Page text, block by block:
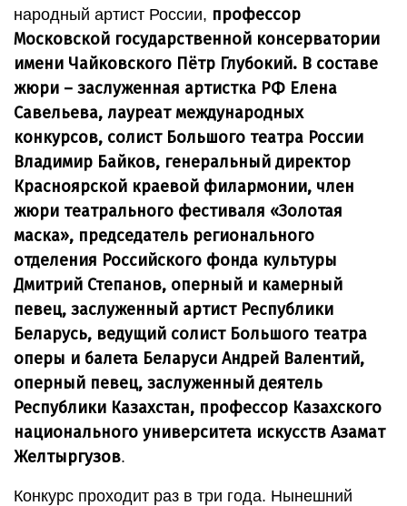
народный артист России, профессор
Московской государственной консерватории
имени Чайковского Пётр Глубокий. В составе
жюри – заслуженная артистка РФ Елена
Савельева, лауреат международных
конкурсов, солист Большого театра России
Владимир Байков, генеральный директор
Красноярской краевой филармонии, член
жюри театрального фестиваля «Золотая
маска», председатель регионального
отделения Российского фонда культуры
Дмитрий Степанов, оперный и камерный
певец, заслуженный артист Республики
Беларусь, ведущий солист Большого театра
оперы и балета Беларуси Андрей Валентий,
оперный певец, заслуженный деятель
Республики Казахстан, профессор Казахского
национального университета искусств Азамат
Желтыргузов.
Конкурс проходит раз в три года. Нынешний